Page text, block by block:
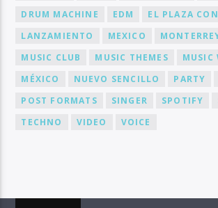
DRUM MACHINE
EDM
EL PLAZA
LANZAMIENTO
MEXICO
MUSIC CLUB
MUSIC THEMES
MUSIC
MÉXICO
NUEVO SENCILLO PARTY
POST FORMATS
SINGER SPOTIFY
TECHNO
VIDEO VOICE